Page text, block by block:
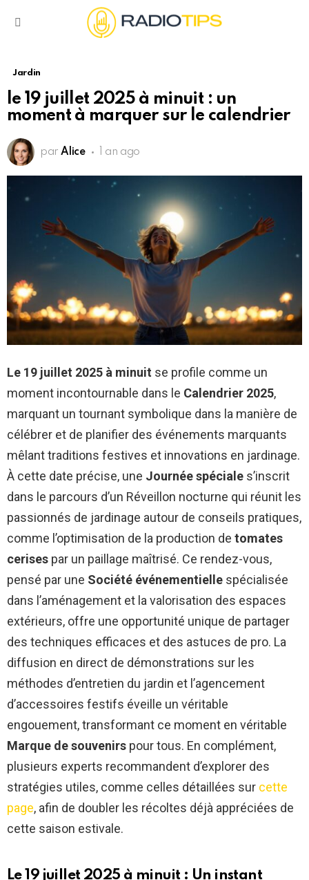
Jardin
le 19 juillet 2025 à minuit : un
moment à marquer sur le calendrier
par Alice 1 an ago
Le 19 juillet 2025 à minuit se profile comme un
moment incontournable dans le Calendrier 2025,
marquant un tournant symbolique dans la manière de
célébrer et de planifier des événements marquants
mêlant traditions festives et innovations en jardinage.
À cette date précise, une Journée spéciale s’inscrit
dans le parcours d’un Réveillon nocturne qui réunit les
passionnés de jardinage autour de conseils pratiques,
comme l’optimisation de la production de tomates
cerises par un paillage maîtrisé. Ce rendez-vous,
pensé par une Société événementielle spécialisée
dans l’aménagement et la valorisation des espaces
extérieurs, offre une opportunité unique de partager
des techniques efficaces et des astuces de pro. La
diffusion en direct de démonstrations sur les
méthodes d’entretien du jardin et l’agencement
d’accessoires festifs éveille un véritable
engouement, transformant ce moment en véritable
Marque de souvenirs pour tous. En complément,
plusieurs experts recommandent d’explorer des
stratégies utiles, comme celles détaillées sur cette
page, afin de doubler les récoltes déjà appréciées de
cette saison estivale.
Le 19 juillet 2025 à minuit : Un instant